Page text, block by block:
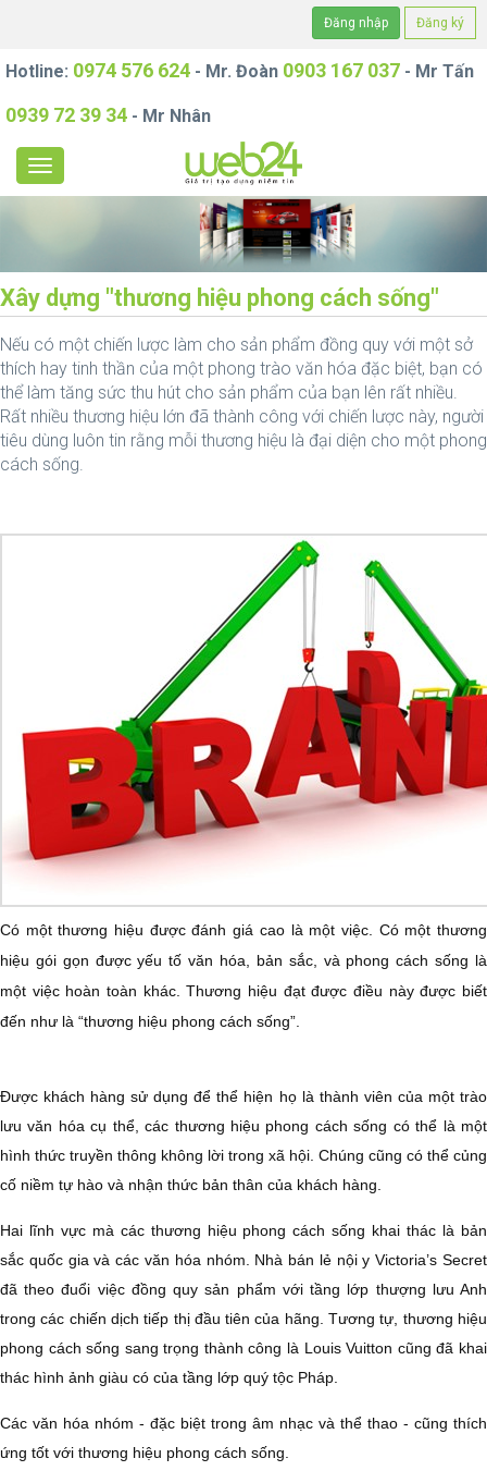
Đăng nhập Đăng ký
Hotline: 0974 576 624 - Mr. Đoàn 0903 167 037 - Mr Tấn
0939 72 39 34 - Mr Nhân
Xây dựng "thương hiệu phong cách sống"
Nếu có một chiến lược làm cho sản phẩm đồng quy với một sở
thích hay tinh thần của một phong trào văn hóa đặc biệt, bạn có
thể làm tăng sức thu hút cho sản phẩm của bạn lên rất nhiều.
Rất nhiều thương hiệu lớn đã thành công với chiến lược này, người
tiêu dùng luôn tin rằng mỗi thương hiệu là đại diện cho một phong
cách sống.
Có một thương hiệu được đánh giá cao là một việc. Có một thương
hiệu gói gọn được yếu tố văn hóa, bản sắc, và phong cách sống là
một việc hoàn toàn khác. Thương hiệu đạt được điều này được biết
đến như là “thương hiệu phong cách sống”.
Được khách hàng sử dụng để thể hiện họ là thành viên của một trào
lưu văn hóa cụ thể, các thương hiệu phong cách sống có thể là một
hình thức truyền thông không lời trong xã hội. Chúng cũng có thể củng
cố niềm tự hào và nhận thức bản thân của khách hàng.
Hai lĩnh vực mà các thương hiệu phong cách sống khai thác là bản
sắc quốc gia và các văn hóa nhóm. Nhà bán lẻ nội y Victoria’s Secret
đã theo đuổi việc đồng quy sản phẩm với tầng lớp thượng lưu Anh
trong các chiến dịch tiếp thị đầu tiên của hãng. Tương tự, thương hiệu
phong cách sống sang trọng thành công là Louis Vuitton cũng đã khai
thác hình ảnh giàu có của tầng lớp quý tộc Pháp.
Các văn hóa nhóm - đặc biệt trong âm nhạc và thể thao - cũng thích
ứng tốt với thương hiệu phong cách sống.